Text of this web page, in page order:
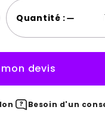
Quantité :
devis
Besoin d'un